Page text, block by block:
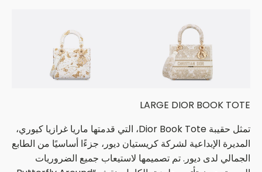
LARGE DIOR BOOK TOTE
تمثل حقيبة Dior Book Tote، التي قدمتها ماريا غرازيا كيوري،
المديرة الإبداعية لشركة كريستيان ديور، جزءًا أساسيًا من الطابع
الجمالي لدى ديور. تم تصميمها لاستيعاب جميع الضروريات